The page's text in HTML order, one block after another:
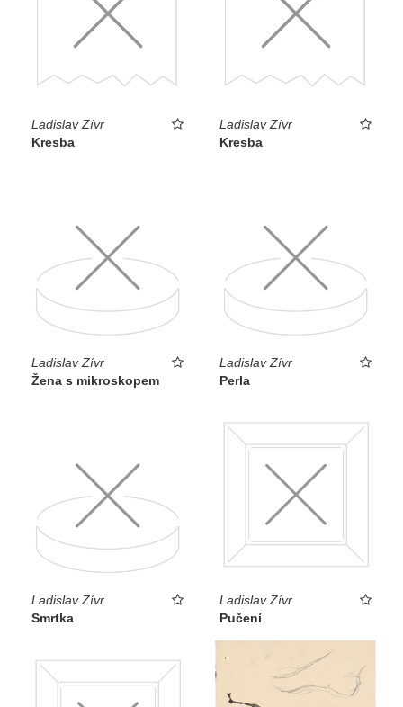
Ladislav Zívr
Kresba
Ladislav Zívr
Kresba
Ladislav Zívr
Žena s mikroskopem
Ladislav Zívr
Perla
Ladislav Zívr
Smrtka
Ladislav Zívr
Pučení